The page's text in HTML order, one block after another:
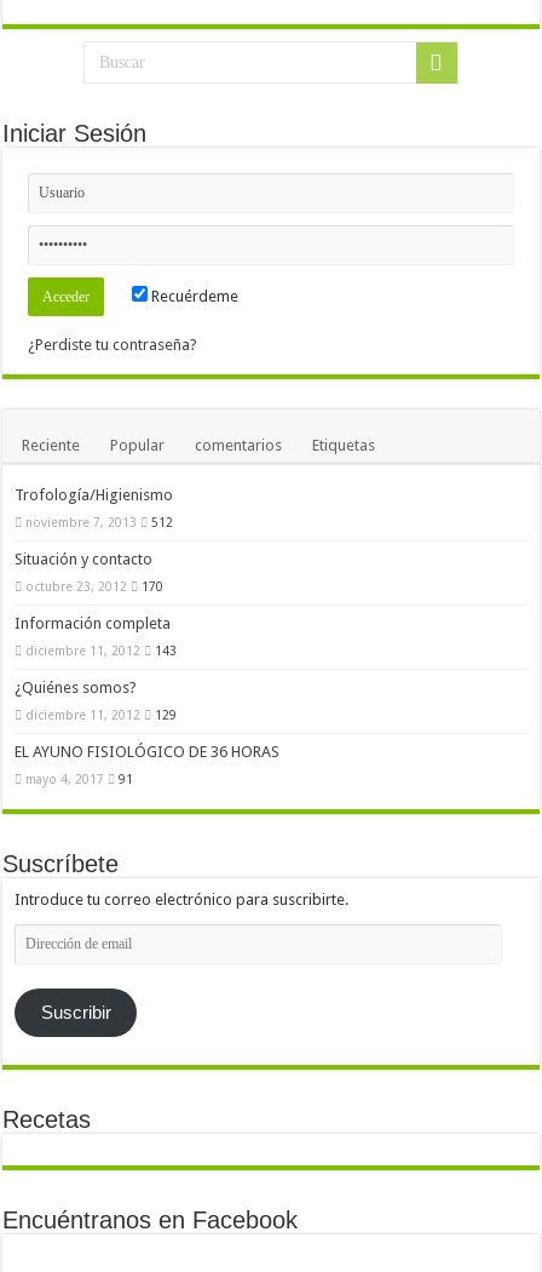
Iniciar Sesión
Recuérdeme
¿Perdiste tu contraseña?
Reciente Popular comentarios Etiquetas
Trofología/Higienismo
noviembre 7, 2013 512
Situación y contacto
octubre 23, 2012 170
Información completa
diciembre 11, 2012 143
¿Quiénes somos?
diciembre 11, 2012 129
EL AYUNO FISIOLÓGICO DE 36 HORAS
mayo 4, 2017 91
Suscríbete
Introduce tu correo electrónico para suscribirte.
Dirección
de
Suscribir
Recetas
Encuéntranos en Facebook